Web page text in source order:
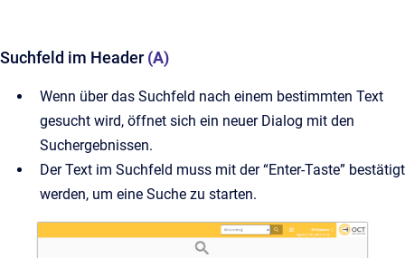
Suchfeld im Header (A)
Wenn über das Suchfeld nach einem bestimmten Text
gesucht wird, öffnet sich ein neuer Dialog mit den
Suchergebnissen.
Der Text im Suchfeld muss mit der “Enter-Taste” bestätigt
werden, um eine Suche zu starten.